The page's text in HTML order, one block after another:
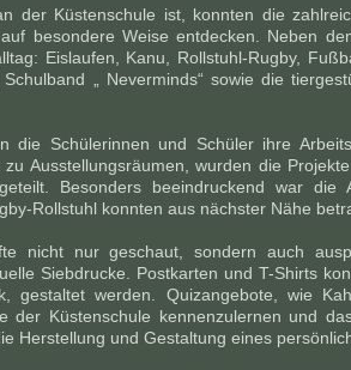
der Küstenschule ist, konnten die
besondere Weise entdecken. Neben
Eislaufen, Kanu, Rollstuhl-Rugby,
„ Neverminds“ sowie die
die Schülerinnen und Schüler ihre
Ausstellungsräumen, wurden die
Besonders beeindruckend war die
Rollstuhl konnten aus nächster Nähe
nicht nur geschaut, sondern auch
Siebdrucke. Postkarten und T-Shirts
gestaltet werden. Quizangebote, wie
der Küstenschule kennenzulernen und
Herstellung und Gestaltung eines